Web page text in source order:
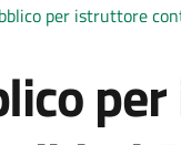
per istruttore